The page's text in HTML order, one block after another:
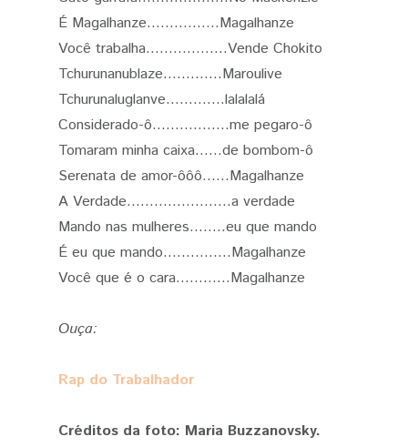
É Magalhanze................Magalhanze
Você trabalha..................Vende Chokito
Tchurunanublaze.............Maroulive
Tchurunaluglanve.............lalalalá
Considerado-ô.................me pegaro-ô
Tomaram minha caixa......de bombom-ô
Serenata de amor-ôôô......Magalhanze
A Verdade.......................a verdade
Mando nas mulheres........eu que mando
É eu que mando...............Magalhanze
Você que é o cara............Magalhanze
Ouça:
Rap do Trabalhador
Créditos da foto: Maria Buzzanovsky.